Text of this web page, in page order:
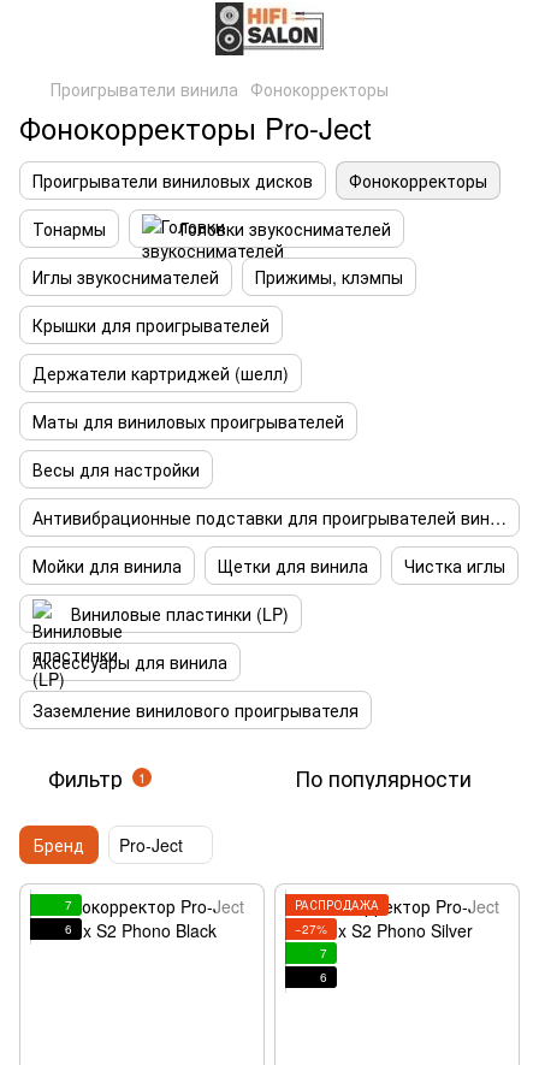
Проигрыватели винила Фонокорректоры
Фонокорректоры Pro-Ject
Проигрыватели виниловых дисков
Фонокорректоры
Тонармы
Головки звукоснимателей
Иглы звукоснимателей
Прижимы, клэмпы
Крышки для проигрывателей
Держатели картриджей (шелл)
Маты для виниловых проигрывателей
Весы для настройки
Антивибрационные подставки для проигрывателей винила
Мойки для винила
Щетки для винила
Чистка иглы
Виниловые пластинки (LP)
Аксессуары для винила
Заземление винилового проигрывателя
Фильтр 1 По популярности
Бренд Pro-Ject
7
6
РАСПРОДАЖА
−27%
7
6